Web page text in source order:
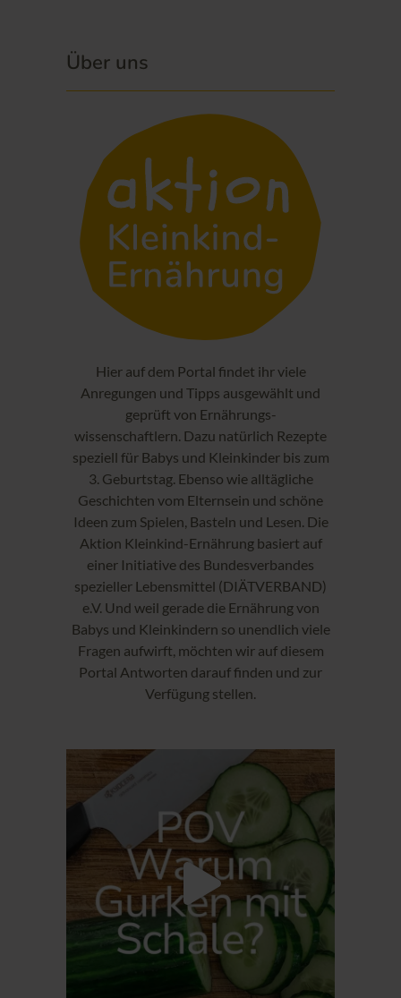
Über uns
Hier auf dem Portal findet ihr viele
Anregungen und Tipps ausgewählt und
geprüft von Ernährungs-
wissenschaftlern. Dazu natürlich Rezepte
speziell für Babys und Kleinkinder bis zum
3. Geburtstag. Ebenso wie alltägliche
Geschichten vom Elternsein und schöne
Ideen zum Spielen, Basteln und Lesen. Die
Aktion Kleinkind-Ernährung basiert auf
einer Initiative des Bundesverbandes
spezieller Lebensmittel (DIÄTVERBAND)
e.V. Und weil gerade die Ernährung von
Babys und Kleinkindern so unendlich viele
Fragen aufwirft, möchten wir auf diesem
Portal Antworten darauf finden und zur
Verfügung stellen.